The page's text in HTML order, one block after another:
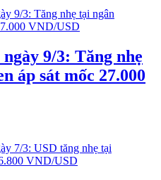
9/3: Tăng nhẹ
áp sát mốc 27.000